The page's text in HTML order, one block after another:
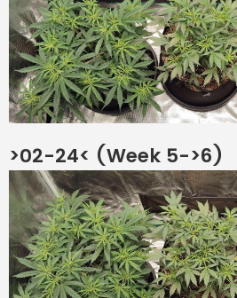
>02-24< (Week 5->6)